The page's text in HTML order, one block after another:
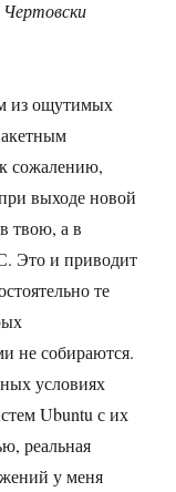
Чертовски
из ощутимых
сожалению,
выходе новой
твою, а в
Это и приводит
те
не собираются.
условиях
Ubuntu с их
реальная
у меня